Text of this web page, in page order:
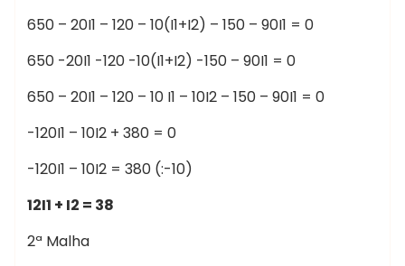
650 – 20I1 – 120 – 10(I1+I2) – 150 – 90I1 = 0
650 -20I1 -120 -10(I1+I2) -150 – 90I1 = 0
650 – 20I1 – 120 – 10 I1 – 10I2 – 150 – 90I1 = 0
-120I1 – 10I2 + 380 = 0
-120I1 – 10I2 = 380 (:-10)
12I1 + I2 = 38
2ª Malha